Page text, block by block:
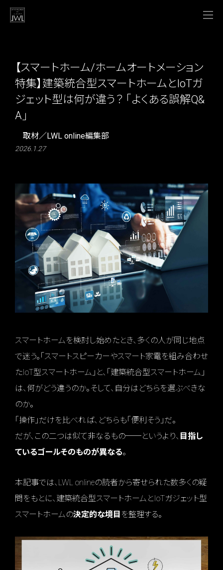
【スマートホーム/ホームオートメーション
特集】建築統合型スマートホームとIoTガ
ジェット型は何が違う？ 「よくある誤解Q&
A」
取材／LWL online編集部
2026.1.27
スマートホームを検討し始めたとき、多くの人が同じ地点
で迷う。「スマートスピーカーやスマート家電を組み合わせ
たIoT型スマートホーム」と、「建築統合型スマートホーム」
は、何がどう違うのか。そして、自分はどちらを選ぶべきな
のか。
「操作」だけを比べれば、どちらも「便利そう」だ。
だが、この二つは似て非なるもの──というより、 目指し
ているゴールそのものが異なる。
本記事では、LWL onlineの読者から寄せられた数多くの疑
問をもとに、建築統合型スマートホームとIoTガジェット型
スマートホームの決定的な境目 を整理する。